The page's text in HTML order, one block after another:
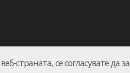
страната, се согласувате да